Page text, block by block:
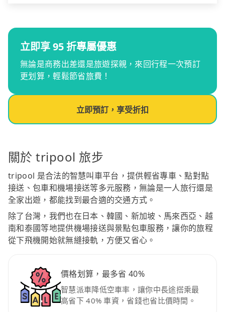
立即享 95 折專屬優惠
無論是商務出差還是旅遊探親，來回行程一次預訂
更划算，輕鬆節省旅費！
立即預訂，享受折扣
關於 tripool 旅步
tripool 是合法的智慧叫車平台，提供輕省專車、點對點
接送、包車和機場接送等多元服務，無論是一人旅行還是
全家出遊，都能找到最合適的交通方式。
除了台灣，我們也在日本、韓國、新加坡、馬來西亞、越
南和泰國等地提供機場接送與景點包車服務，讓你的旅程
從下飛機開始就無縫接軌，方便又省心。
價格划算，最多省 40%
智慧派車降低空車率，讓你中長途搭乘最
高省下 40% 車資，省錢也省比價時間。